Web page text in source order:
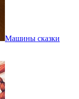
Машины сказки